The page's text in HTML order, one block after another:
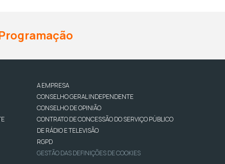
A EMPRESA
CONSELHO GERAL INDEPENDENTE
CONSELHO DE OPINIÃO
CONTRATO DE CONCESSÃO DO SERVIÇO PÚBLICO
DE RÁDIO E TELEVISÃO
RGPD
GESTÃO DAS DEFINIÇÕES DE COOKIES